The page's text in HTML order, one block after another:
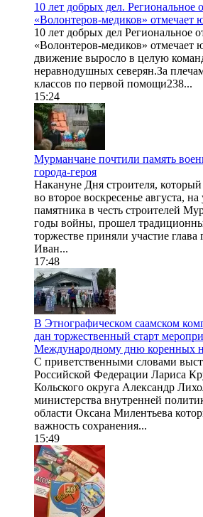
10 лет добрых дел. Региональное
«Волонтеров-медиков» отмечает
10 лет добрых дел Региональное
«Волонтеров-медиков» отмечает
движение выросло в целую
неравнодушных северян.За
классов по первой помощи238...
15:24
Мурманчане почтили память
города-героя
Накануне Дня строителя, который
во второе воскресенье августа,
памятника в честь строителей
годы войны, прошел
торжестве приняли участие
Иван...
17:48
В Этнографическом саамском
дан торжественный старт
Международному дню коренных
С приветственными словами
Российской Федерации Лариса
Кольского округа Александр
министерства внутренней
области Оксана Милентьева
важность сохранения...
15:49